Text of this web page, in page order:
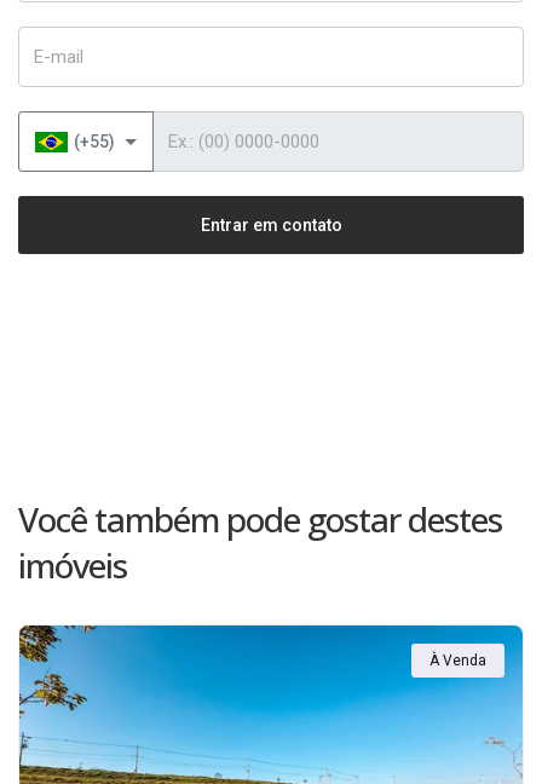
(+55)
Entrar em contato
Você também pode gostar destes
imóveis
À Venda